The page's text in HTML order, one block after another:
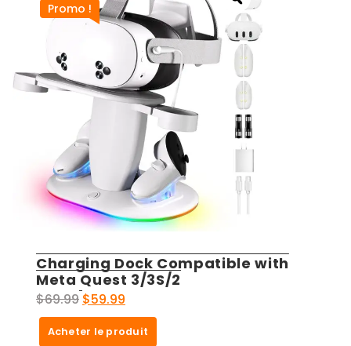
Promo !
Charging Dock Compatible with
Meta Quest 3/3S/2
$69.99 Le
prix
initial
$59.99
prix
actuel
Acheter le produit